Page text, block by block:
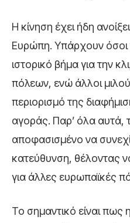
Η κίνηση έχει ήδη
Ευρώπη. Υπάρχουν όσοι
ιστορικό βήμα για την
πόλεων, ενώ άλλοι
περιορισμό της
αγοράς. Παρ’ όλα αυτά,
αποφασισμένο να
κατεύθυνση, θέλοντας
για άλλες ευρωπαϊκές
Το σημαντικό είναι